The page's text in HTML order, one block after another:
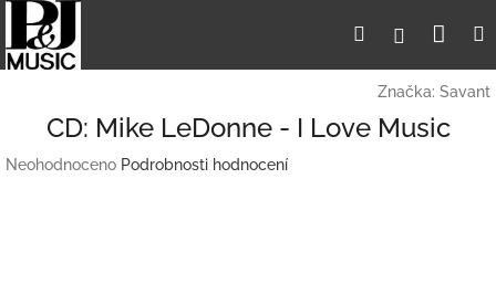
obsah
HledatPřihlášení
Značka: Savant
CD: Mike LeDonne - I Love Music
Průměrné
Neohodnoceno Podrobnosti hodnocení